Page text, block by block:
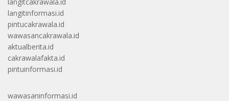
langitinformasi.id
pintucakrawala.id
wawasancakrawala.id
aktualberita.id
cakrawalafakta.id
pintuinformasi.id
wawasaninformasi.id